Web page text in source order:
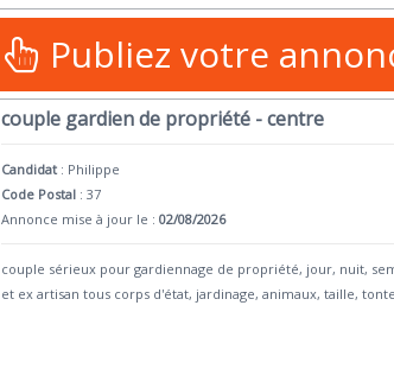
Publiez votre
couple gardien de propriété - centre
Candidat : Philippe
Code Postal : 37
Annonce mise à jour le :02/08/2026
couple sérieux pour gardiennage de propriété, jour, nuit,
et ex artisan tous corps d'état, jardinage, animaux, taille,